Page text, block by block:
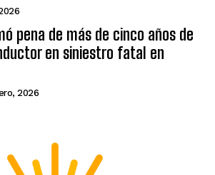
pena de más de cinco años de
en siniestro fatal en
2026